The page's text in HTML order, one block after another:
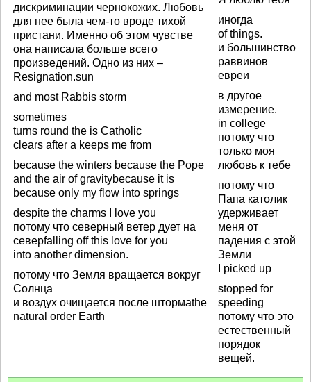
дискриминации чернокожих. Любовь
для нее была чем-то вроде тихой
пристани. Именно об этом чувстве
она написала больше всего
произведений. Одно из них –
Resignation.sun
and most Rabbis storm
sometimes
turns round the is Catholic
clears after a keeps me from
because the winters because the Pope
and the air of gravitybecause it is
because only my flow into springs
despite the charms I love you
потому что северный ветер дует на
северfalling off this love for you
into another dimension.
потому что Земля вращается вокруг
Солнца
и воздух очищается после штормаthe
natural order Earth
иногда
of things.
и большинство
раввинов
евреи
в другое
измерение.
in college
потому что
только моя
любовь к тебе
потому что
Папа католик
удерживает
меня от
падения с этой
Земли
I picked up
stopped for
speeding
потому что это
естественный
порядок
вещей.